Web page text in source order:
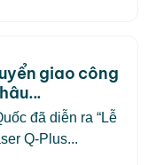
giao công
đã diễn ra “Lễ
Q-Plus...